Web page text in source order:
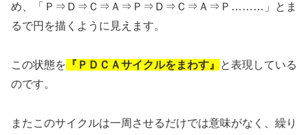
め、「Ｐ⇒Ｄ⇒Ｃ⇒Ａ⇒Ｐ⇒Ｄ⇒Ｃ⇒Ａ⇒Ｐ………」とま
るで円を描くように見えます。
この状態を 『ＰＤＣＡサイクルをまわす』
と表現している
のです。
またこのサイクルは一周させるだけでは意味がなく、繰り